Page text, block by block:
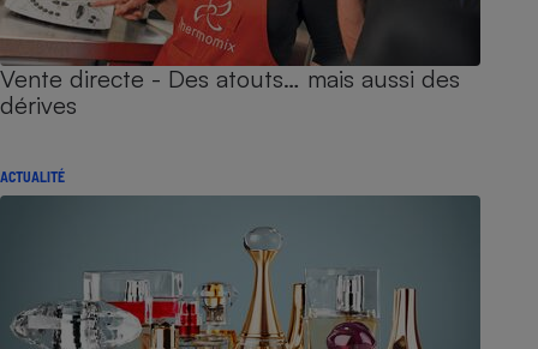
Vente directe - Des atouts… mais aussi des
dérives
ACTUALITÉ